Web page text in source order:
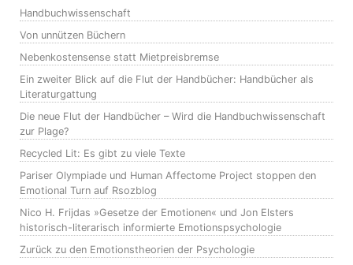
Handbuchwissenschaft
Von unnützen Büchern
Nebenkostensense statt Mietpreisbremse
Ein zweiter Blick auf die Flut der Handbücher: Handbücher als
Literaturgattung
Die neue Flut der Handbücher – Wird die Handbuchwissenschaft
zur Plage?
Recycled Lit: Es gibt zu viele Texte
Pariser Olympiade und Human Affectome Project stoppen den
Emotional Turn auf Rsozblog
Nico H. Frijdas »Gesetze der Emotionen« und Jon Elsters
historisch-literarisch informierte Emotionspsychologie
Zurück zu den Emotionstheorien der Psychologie